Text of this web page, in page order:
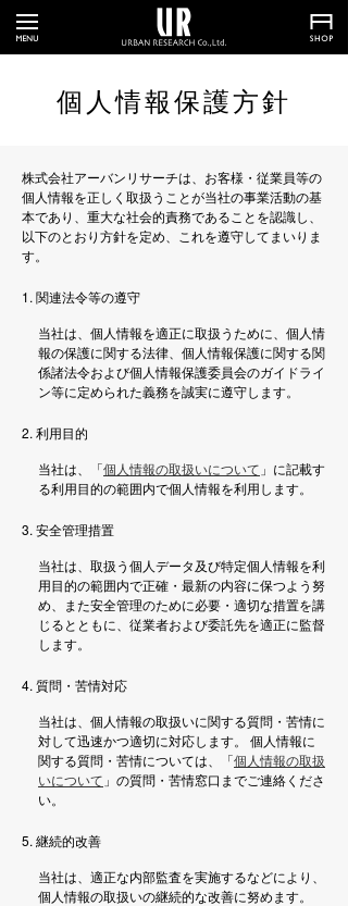
個人情報保護方針
株式会社アーバンリサーチは、お客様・従業員等の
個人情報を正しく取扱うことが当社の事業活動の基
本であり、重大な社会的責務であることを認識し、
以下のとおり方針を定め、これを遵守してまいりま
す。
1. 関連法令等の遵守
当社は、個人情報を適正に取扱うために、個人情
報の保護に関する法律、個人情報保護に関する関
係諸法令および個人情報保護委員会のガイドライ
ン等に定められた義務を誠実に遵守します。
2. 利用目的
当社は、「個人情報の取扱いについて 」に記載す
る利用目的の範囲内で個人情報を利用します。
3. 安全管理措置
当社は、取扱う個人データ及び特定個人情報を利
用目的の範囲内で正確・最新の内容に保つよう努
め、また安全管理のために必要・適切な措置を講
じるとともに、従業者および委託先を適正に監督
します。
4. 質問・苦情対応
当社は、個人情報の取扱いに関する質問・苦情に
対して迅速かつ適切に対応します。 個人情報に
関する質問・苦情については、「個人情報の取扱
いについて 」の質問・苦情窓口までご連絡くださ
い。
5. 継続的改善
当社は、適正な内部監査を実施するなどにより、
個人情報の取扱いの継続的な改善に努めます。